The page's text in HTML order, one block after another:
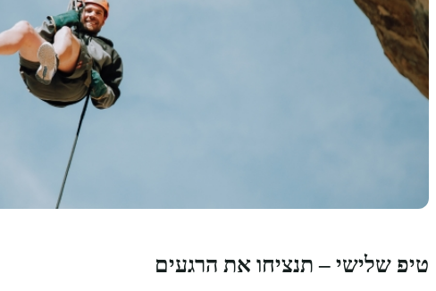
טיפ שלישי – תנציחו את הרגעים